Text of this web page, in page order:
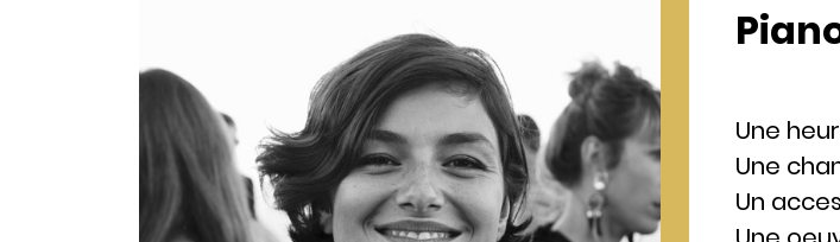
Une
Une
Un